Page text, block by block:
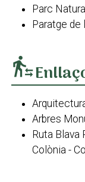
Parc
Paratge de
transfer_within_a_station
Arbres
Ruta Blava
Colònia -
Ruta